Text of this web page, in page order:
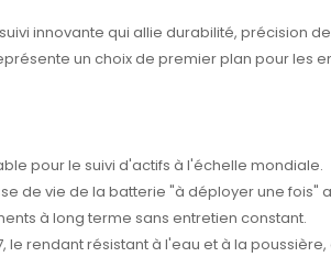
innovante qui allie durabilité,
un choix de premier plan pour
pour le suivi d'actifs à l'échelle mondiale​​.
de vie de la batterie "à déployer une fois"
à long terme sans entretien constant​​.
le rendant résistant à l'eau et à la